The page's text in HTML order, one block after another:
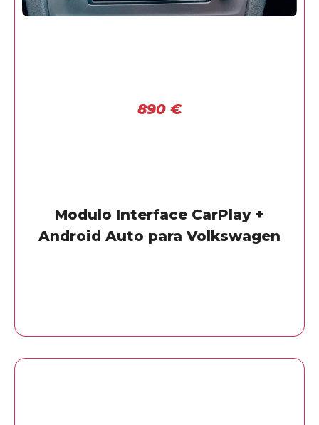
890 €
Modulo Interface CarPlay +
Android Auto para Volkswagen